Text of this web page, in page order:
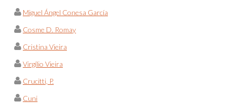
Miguel Ángel Conesa García
Cosme D. Romay
Cristina Vieira
Virgílio Vieira
Crucitti, P.
Cuni